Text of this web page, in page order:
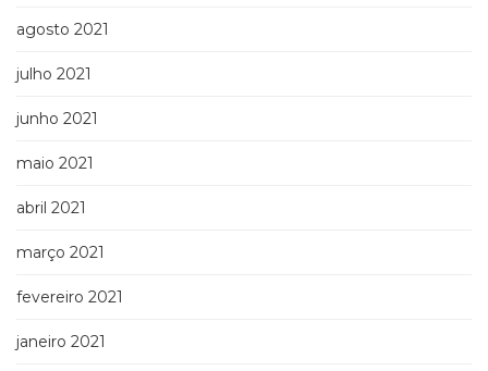
agosto 2021
julho 2021
junho 2021
maio 2021
abril 2021
março 2021
fevereiro 2021
janeiro 2021